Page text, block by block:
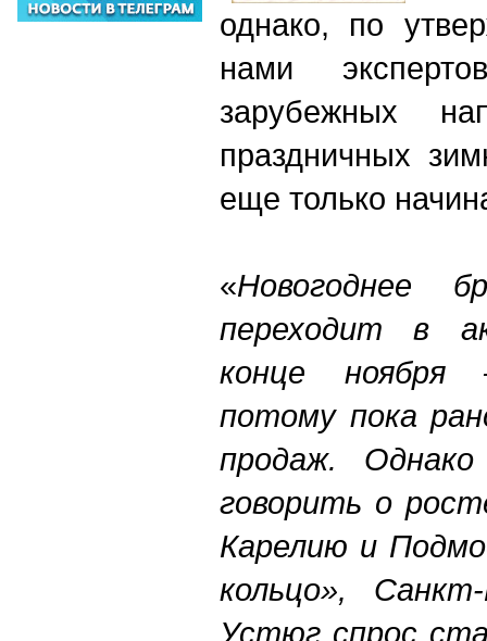
однако, по
нами
зарубежных
праздничных
еще только
«Новогоднее
переходит в
конце ноября
потому пока
продаж.
говорить о
Карелию и
кольцо»,
Устюг спрос